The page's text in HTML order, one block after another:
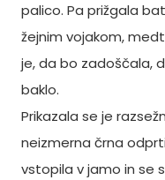
palico. Pa prižgala
žejnim vojakom,
je, da bo zadoščala,
baklo.
Prikazala se je
neizmerna črna
vstopila v jamo in se